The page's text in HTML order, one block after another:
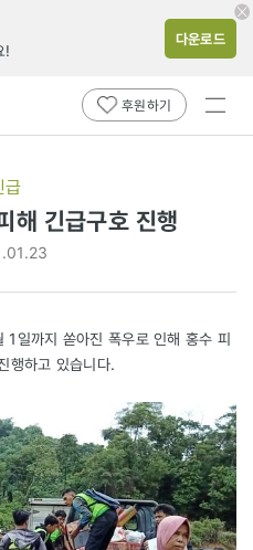
!
다운로드
후원하기
전체
급
해 긴급구호 진행
일까지 쏟아진 폭우로 인해 홍수 피
행하고 있습니다.